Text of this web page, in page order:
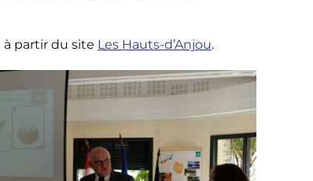
partir du site Les Hauts-d’Anjou.